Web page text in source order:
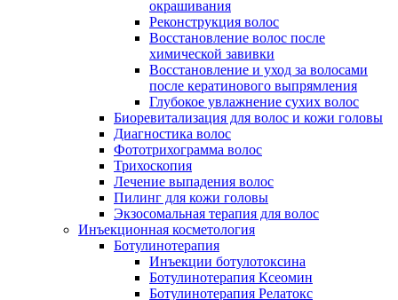
окрашивания
Реконструкция волос
Восстановление волос после
химической завивки
Восстановление и уход за волосами
после кератинового выпрямления
Глубокое увлажнение сухих волос
Биоревитализация для волос и кожи головы
Диагностика волос
Фототрихограмма волос
Трихоскопия
Лечение выпадения волос
Пилинг для кожи головы
Экзосомальная терапия для волос
Инъекционная косметология
Ботулинотерапия
Инъекции ботулотоксина
Ботулинотерапия Ксеомин
Ботулинотерапия Релатокс